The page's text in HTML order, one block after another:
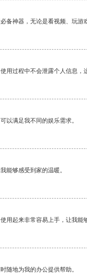
备神器，无论是看视频、玩
用过程中不会泄露个人信息
以满足我不同的娱乐需求。
能够感受到家的温暖。
用起来非常容易上手，让我能
随地为我的办公提供帮助。